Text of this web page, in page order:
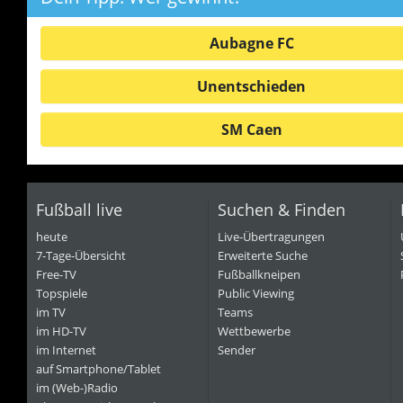
Aubagne FC
Unentschieden
SM Caen
Fußball live
heute
7-Tage-Übersicht
Free-TV
Topspiele
im TV
im HD-TV
im Internet
auf Smartphone/Tablet
im (Web-)Radio
Suchen & Finden
Live-Übertragungen
Erweiterte Suche
Fußballkneipen
Public Viewing
Teams
Wettbewerbe
Sender